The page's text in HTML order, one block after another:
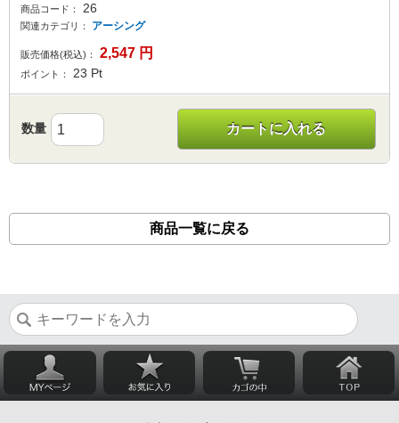
商品コード： 26
関連カテゴリ： アーシング
販売価格(税込)： 2,547 円
ポイント： 23 Pt
数量 カートに入れる
商品一覧に戻る